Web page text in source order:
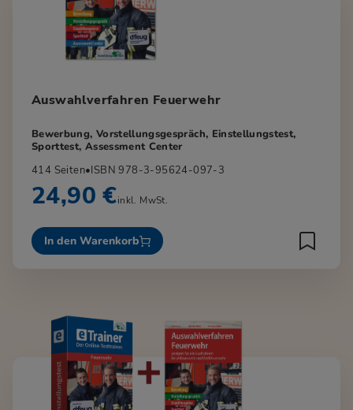
Auswahlverfahren Feuerwehr
Bewerbung, Vorstellungsgespräch, Einstellungstest,
Sporttest, Assessment Center
414 Seiten•ISBN 978-3-95624-097-3
24,90 €inkl. MwSt.
In den Warenkorb